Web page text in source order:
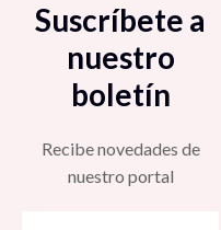
Suscríbete a
nuestro
boletín
Recibe novedades de
nuestro portal